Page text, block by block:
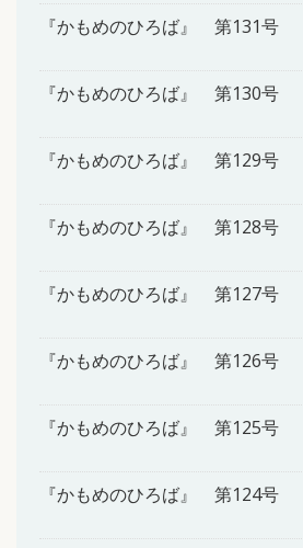
『かもめのひろば』 第131号
『かもめのひろば』 第130号
『かもめのひろば』 第129号
『かもめのひろば』 第128号
『かもめのひろば』 第127号
『かもめのひろば』 第126号
『かもめのひろば』 第125号
『かもめのひろば』 第124号